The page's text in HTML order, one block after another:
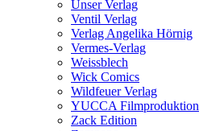
Unser Verlag
Ventil Verlag
Verlag Angelika Hörnig
Vermes-Verlag
Weissblech
Wick Comics
Wildfeuer Verlag
YUCCA Filmproduktion
Zack Edition